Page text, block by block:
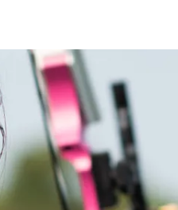
oss
oss
allmänna ombudsvillkor